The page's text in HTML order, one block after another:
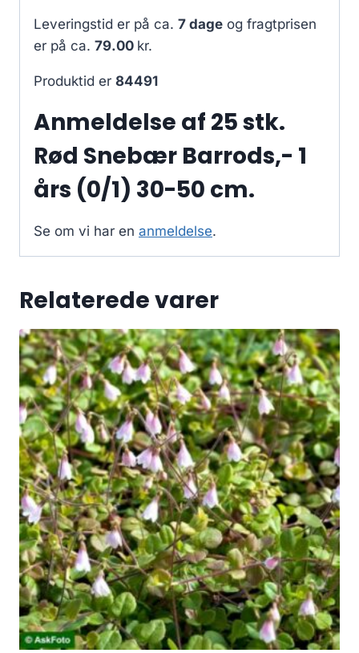
Leveringstid er på ca. 7 dage og fragtprisen
er på ca. 79.00 kr.
Produktid er 84491
Anmeldelse af 25 stk.
Rød Snebær Barrods,- 1
års (0/1) 30-50 cm.
Se om vi har en anmeldelse.
Relaterede varer